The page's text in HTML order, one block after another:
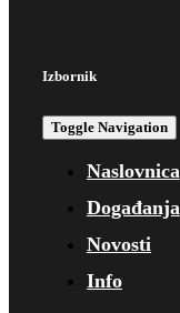
Izbornik
Toggle Navigation
Naslovnica
Događanja
Novosti
Info